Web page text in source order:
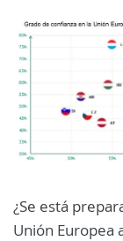
¿Se está
Unión Europea